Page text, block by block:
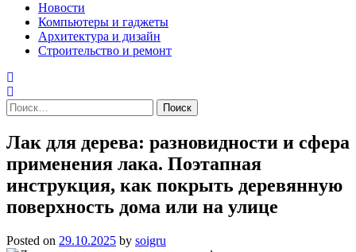
Новости
Компьютеры и гаджеты
Архитектура и дизайн
Строительство и ремонт
Найти:
Лак для дерева: разновидности и сфера
применения лака. Поэтапная
инструкция, как покрыть деревянную
поверхность дома или на улице
Posted on 29.10.2025 by soigru